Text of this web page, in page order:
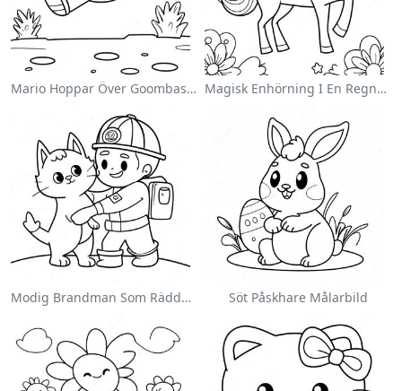
Mario Hoppar Över Goombas Målarbild Magisk Enhörning I En Regnbåge Målarbild
Modig Brandman Som Räddar En Katt Målarbild Söt Påskhare Målarbild